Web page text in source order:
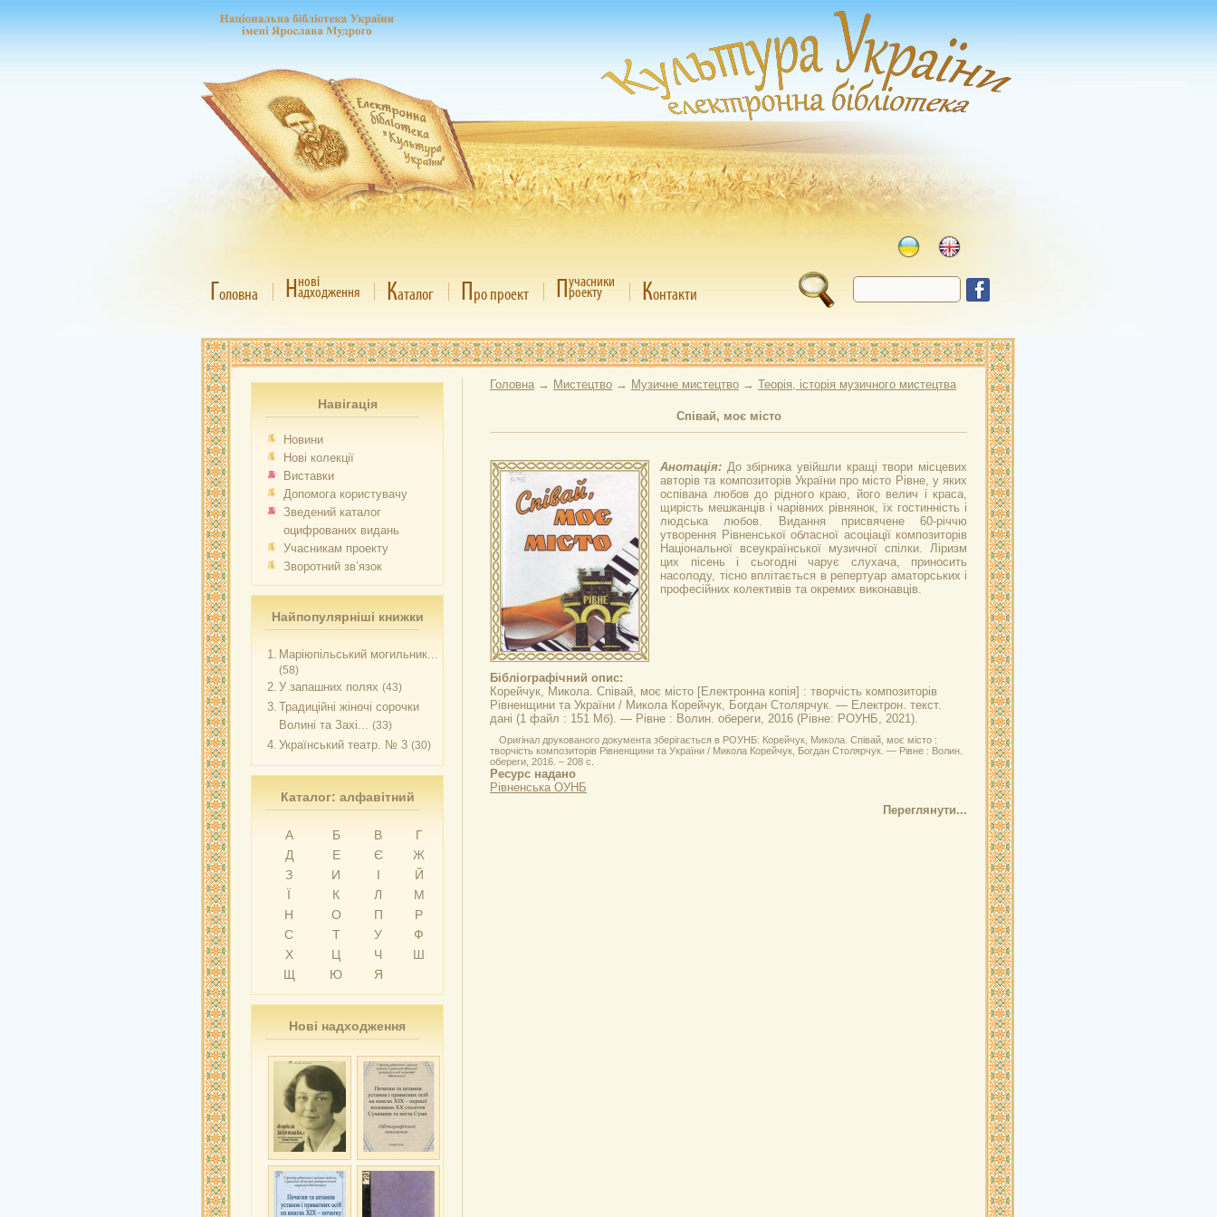
Головна Ннові
адходження Каталог Про проект Пучасники
роекту Контакти
Навігація
Новини
Нові колекції
Виставки
Допомога користувачу
Зведений каталог
оцифрованих видань
Учасникам проекту
Зворотний зв’язок
Найпопулярніші книжки
1. Маріюпільський могильник...
(58)
2. У запашних полях (43)
3. Традиційні жіночі сорочки
Волині та Захі... (33)
4. Український театр. № 3 (30)
Каталог: алфавітний
А Б В
Г
Д
Е Є
Ж
З
И І
Й
Ї
К Л
М
Н
О П
Р
С
Т У
Ф
Х
Ц Ч
Ш
Щ
Ю Я
Нові надходження
Головна → Мистецтво → Музичне мистецтво → Теорія, історія музичного мистецтва
Співай, моє місто
Анотація: До збірника увійшли кращі твори місцевих
авторів та композиторів України про місто Рівне, у яких
оспівана любов до рідного краю, його велич і краса,
щирість мешканців і чарівних рівнянок, їх гостинність і
людська любов. Видання присвячене 60-річчю
утворення Рівненської обласної асоціації композиторів
Національної всеукраїнської музичної спілки. Ліризм
цих пісень і сьогодні чарує слухача, приносить
насолоду, тісно вплітається в репертуар аматорських і
професійних колективів та окремих виконавців.
Бібліографічний опис:
Корейчук, Микола. Співай, моє місто [Електронна копія] : творчість композиторів
Рівненщини та України / Микола Корейчук, Богдан Столярчук. — Електрон. текст.
дані (1 файл : 151 Мб). — Рівне : Волин. обереги, 2016 (Рівне: РОУНБ, 2021).
Оригінал друкованого документа зберігається в РОУНБ: Корейчук, Микола. Співай, моє місто :
творчість композиторів Рівненщини та України / Микола Корейчук, Богдан Столярчук. — Рівне : Волин.
обереги, 2016. – 208 с.
Ресурс надано
Рівненська ОУНБ
Переглянути...